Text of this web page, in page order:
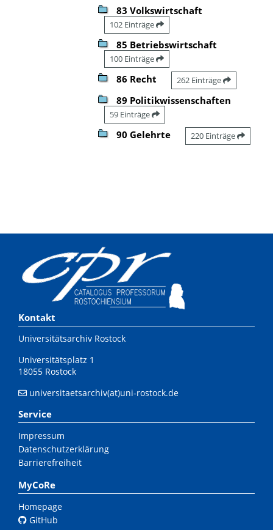
83 Volkswirtschaft
102 Einträge
85 Betriebswirtschaft
100 Einträge
86 Recht 262 Einträge
89 Politikwissenschaften
59 Einträge
90 Gelehrte 220 Einträge
Kontakt
Universitätsarchiv Rostock
Universitätsplatz 1
18055 Rostock
universitaetsarchiv(at)uni-rostock.de
Service
Impressum
Datenschutzerklärung
Barrierefreiheit
MyCoRe
Homepage
GitHub